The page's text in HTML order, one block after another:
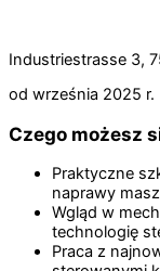
Industriestrasse 3,
od września 2025 r.
Czego możesz
Praktyczne
naprawy
Wgląd w
technologię
Praca z